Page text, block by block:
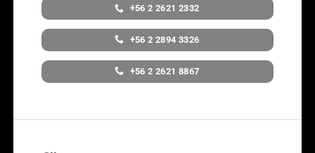
+56 2 2621 2332
+56 2 2894 3326
+56 2 2621 8867